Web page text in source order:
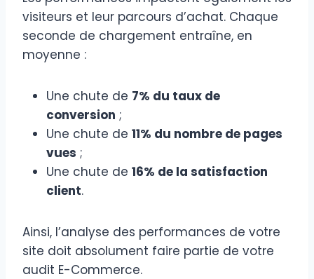
visiteurs et leur parcours d’achat. Chaque
seconde de chargement entraîne, en
moyenne :
Une chute de 7% du taux de
conversion ;
Une chute de 11% du nombre de pages
vues ;
Une chute de 16% de la satisfaction
client.
Ainsi, l’analyse des performances de votre
site doit absolument faire partie de votre
audit E-Commerce.